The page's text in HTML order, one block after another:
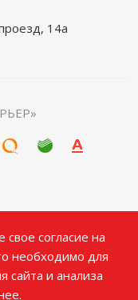
14а
согласие на
необходимо для
сайта и анализа